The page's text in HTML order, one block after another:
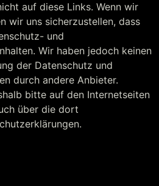
auf diese Links. Wenn wir
wir uns sicherzustellen, dass
und
Wir haben jedoch keinen
der Datenschutz und
durch andere Anbieter.
bitte auf den Internetseiten
über die dort